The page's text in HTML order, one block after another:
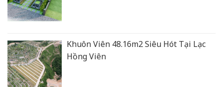
Khuôn Viên 48.16m2 Siêu Hót Tại Lạc
Hồng Viên